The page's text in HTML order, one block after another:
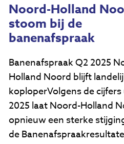
Noord-Holland
stoom bij de
banenafspraak
Banenafspraak Q2 2025
Holland Noord blijft
koploperVolgens de
2025 laat Noord-Holland
opnieuw een sterke
de